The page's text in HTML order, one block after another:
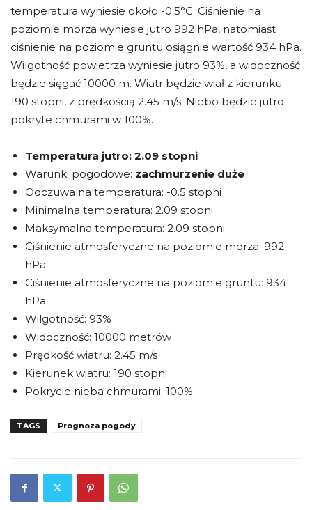
temperatura wyniesie około -0.5°C. Ciśnienie na
poziomie morza wyniesie jutro 992 hPa, natomiast
ciśnienie na poziomie gruntu osiągnie wartość 934 hPa.
Wilgotność powietrza wyniesie jutro 93%, a widoczność
będzie sięgać 10000 m. Wiatr będzie wiał z kierunku
190 stopni, z prędkością 2.45 m/s. Niebo będzie jutro
pokryte chmurami w 100%.
Temperatura jutro: 2.09 stopni
Warunki pogodowe: zachmurzenie duże
Odczuwalna temperatura: -0.5 stopni
Minimalna temperatura: 2.09 stopni
Maksymalna temperatura: 2.09 stopni
Ciśnienie atmosferyczne na poziomie morza: 992
hPa
Ciśnienie atmosferyczne na poziomie gruntu: 934
hPa
Wilgotność: 93%
Widoczność: 10000 metrów
Prędkość wiatru: 2.45 m/s
Kierunek wiatru: 190 stopni
Pokrycie nieba chmurami: 100%
TAGS Prognoza pogody